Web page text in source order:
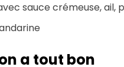
sauce crémeuse, ail,
a tout bon